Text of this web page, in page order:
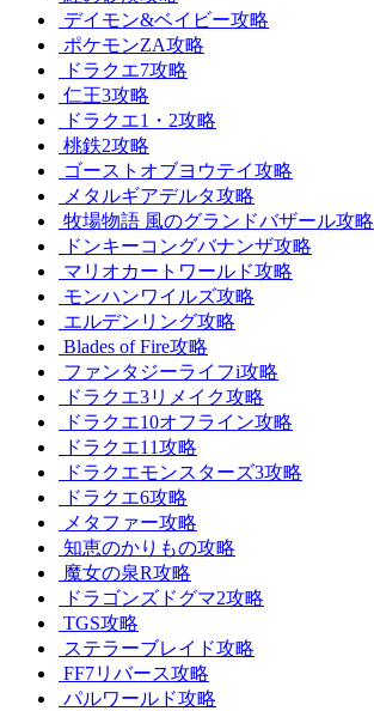
デイモン&ベイビー攻略
ポケモンZA攻略
ドラクエ7攻略
仁王3攻略
ドラクエ1・2攻略
桃鉄2攻略
ゴーストオブヨウテイ攻略
メタルギアデルタ攻略
牧場物語 風のグランドバザール攻略
ドンキーコングバナンザ攻略
マリオカートワールド攻略
モンハンワイルズ攻略
エルデンリング攻略
Blades of Fire攻略
ファンタジーライフi攻略
ドラクエ3リメイク攻略
ドラクエ10オフライン攻略
ドラクエ11攻略
ドラクエモンスターズ3攻略
ドラクエ6攻略
メタファー攻略
知恵のかりもの攻略
魔女の泉R攻略
ドラゴンズドグマ2攻略
TGS攻略
ステラーブレイド攻略
FF7リバース攻略
パルワールド攻略